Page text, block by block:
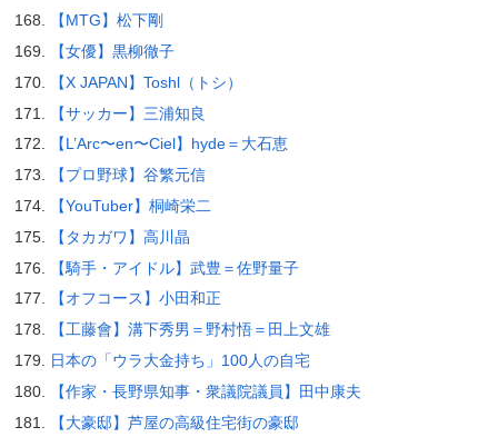
【MTG】松下剛
【女優】黒柳徹子
【X JAPAN】Toshl（トシ）
【サッカー】三浦知良
【L’Arc〜en〜Ciel】hyde＝大石恵
【プロ野球】谷繁元信
【YouTuber】桐崎栄二
【タカガワ】高川晶
【騎手・アイドル】武豊＝佐野量子
【オフコース】小田和正
【工藤會】溝下秀男＝野村悟＝田上文雄
日本の「ウラ大金持ち」100人の自宅
【作家・長野県知事・衆議院議員】田中康夫
【大豪邸】芦屋の高級住宅街の豪邸